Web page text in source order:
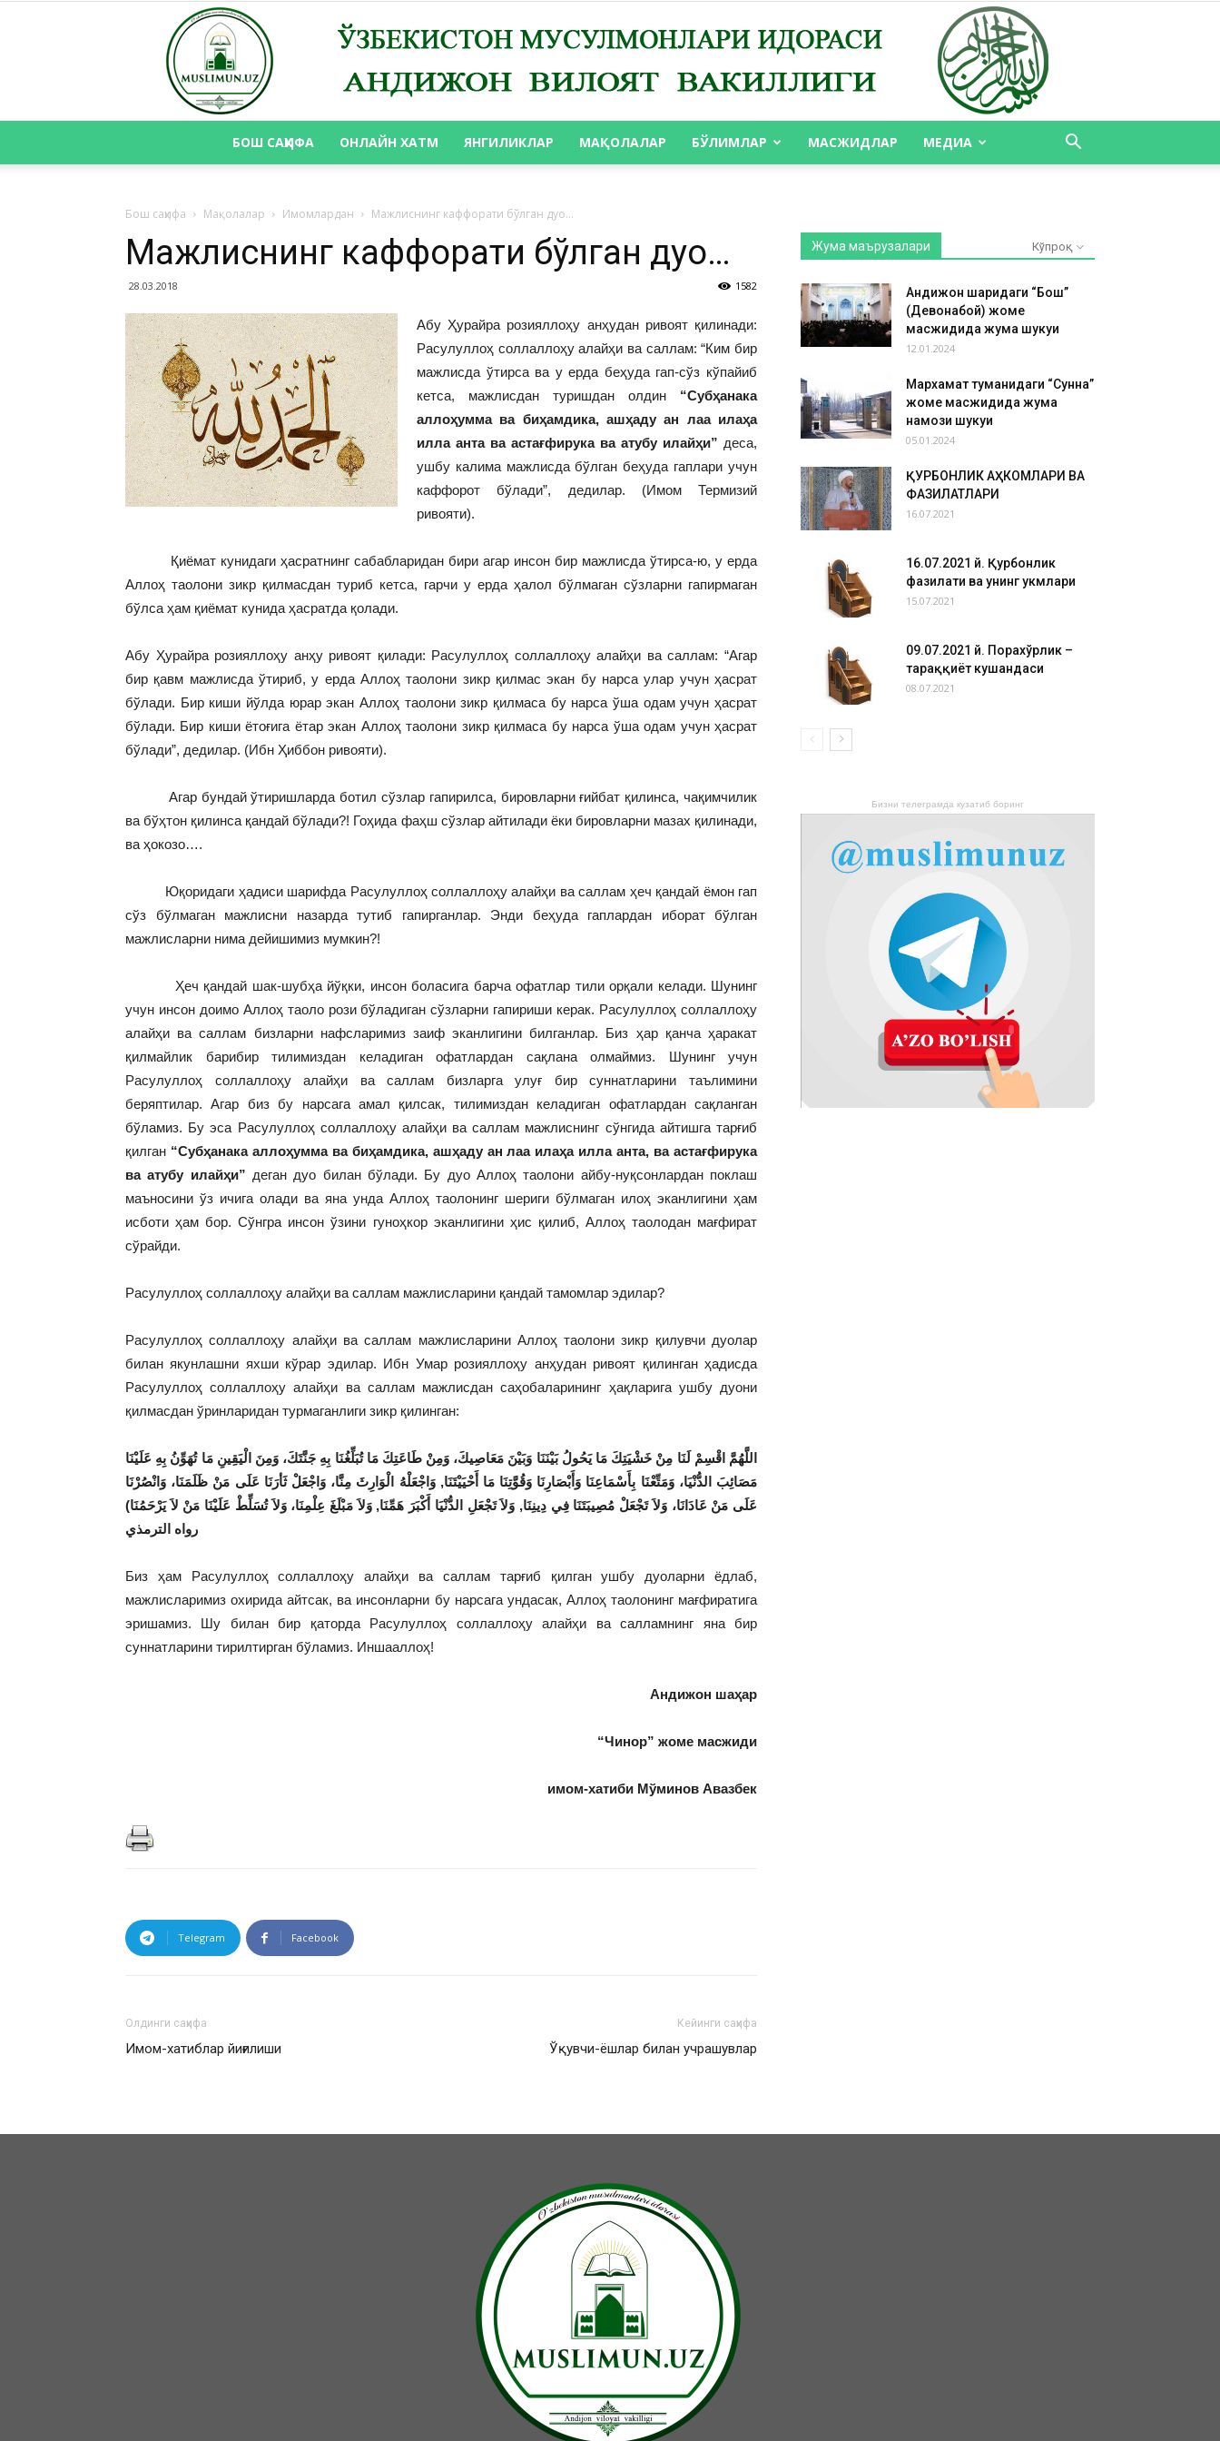
ВАКИЛЛИГИ
БОШ САҲИФА ОНЛАЙН ХАТМ ЯНГИЛИКЛАР МАҚОЛАЛАР БЎЛИМЛАР МАСЖИДЛАР МЕДИА
Бош саҳифа Мақолалар Имомлардан Мажлиснинг каффорати бўлган дуо…
Мажлиснинг каффорати бўлган дуо…
28.03.2018 1582
Абу Ҳурайра розияллоҳу анҳудан ривоят қилинади:
Расулуллоҳ соллаллоҳу алайҳи ва саллам: “Ким бир
мажлисда ўтирса ва у ерда беҳуда гап-сўз кўпайиб
кетса, мажлисдан туришдан олдин “Субҳанака
аллоҳумма ва биҳамдика, ашҳаду ан лаа илаҳа
илла анта ва астағфирука ва атубу илайҳи” деса,
ушбу калима мажлисда бўлган беҳуда гаплари учун
каффорот бўлади”, дедилар. (Имом Термизий
ривояти).
Қиёмат кунидаги ҳасратнинг сабабларидан бири агар инсон бир мажлисда ўтирса-ю, у ерда
Аллоҳ таолони зикр қилмасдан туриб кетса, гарчи у ерда ҳалол бўлмаган сўзларни гапирмаган
бўлса ҳам қиёмат кунида ҳасратда қолади.
Абу Ҳурайра розияллоҳу анҳу ривоят қилади: Расулуллоҳ соллаллоҳу алайҳи ва саллам: “Агар
бир қавм мажлисда ўтириб, у ерда Аллоҳ таолони зикр қилмас экан бу нарса улар учун ҳасрат
бўлади. Бир киши йўлда юрар экан Аллоҳ таолони зикр қилмаса бу нарса ўша одам учун ҳасрат
бўлади. Бир киши ётоғига ётар экан Аллоҳ таолони зикр қилмаса бу нарса ўша одам учун ҳасрат
бўлади”, дедилар. (Ибн Ҳиббон ривояти).
Агар бундай ўтиришларда ботил сўзлар гапирилса, бировларни ғийбат қилинса, чақимчилик
ва бўҳтон қилинса қандай бўлади?! Гоҳида фаҳш сўзлар айтилади ёки бировларни мазах қилинади,
ва ҳокозо….
Юқоридаги ҳадиси шарифда Расулуллоҳ соллаллоҳу алайҳи ва саллам ҳеч қандай ёмон гап
сўз бўлмаган мажлисни назарда тутиб гапирганлар. Энди беҳуда гаплардан иборат бўлган
мажлисларни нима дейишимиз мумкин?!
Ҳеч қандай шак-шубҳа йўқки, инсон боласига барча офатлар тили орқали келади. Шунинг
учун инсон доимо Аллоҳ таоло рози бўладиган сўзларни гапириши керак. Расулуллоҳ соллаллоҳу
алайҳи ва саллам бизларни нафсларимиз заиф эканлигини билганлар. Биз ҳар қанча ҳаракат
қилмайлик барибир тилимиздан келадиган офатлардан сақлана олмаймиз. Шунинг учун
Расулуллоҳ соллаллоҳу алайҳи ва саллам бизларга улуғ бир суннатларини таълимини
беряптилар. Агар биз бу нарсага амал қилсак, тилимиздан келадиган офатлардан сақланган
бўламиз. Бу эса Расулуллоҳ соллаллоҳу алайҳи ва саллам мажлиснинг сўнгида айтишга тарғиб
қилган “Субҳанака аллоҳумма ва биҳамдика, ашҳаду ан лаа илаҳа илла анта, ва астағфирука
ва атубу илайҳи” деган дуо билан бўлади. Бу дуо Аллоҳ таолони айбу-нуқсонлардан поклаш
маъносини ўз ичига олади ва яна унда Аллоҳ таолонинг шериги бўлмаган илоҳ эканлигини ҳам
исботи ҳам бор. Сўнгра инсон ўзини гуноҳкор эканлигини ҳис қилиб, Аллоҳ таолодан мағфират
сўрайди.
Расулуллоҳ соллаллоҳу алайҳи ва саллам мажлисларини қандай тамомлар эдилар?
Расулуллоҳ соллаллоҳу алайҳи ва саллам мажлисларини Аллоҳ таолони зикр қилувчи дуолар
билан якунлашни яхши кўрар эдилар. Ибн Умар розияллоҳу анҳудан ривоят қилинган ҳадисда
Расулуллоҳ соллаллоҳу алайҳи ва саллам мажлисдан саҳобаларининг ҳақларига ушбу дуони
қилмасдан ўринларидан турмаганлиги зикр қилинган:
اللَّهُمَّ اقْسِمْ لَنَا مِنْ خَشْيَتِكَ مَا يَحُولُ بَيْنَنَا وَبَيْنَ مَعَاصِيكَ، وَمِنْ طَاعَتِكَ مَا تُبَلِّغُنَا بِهِ جَنَّتَكَ، وَمِنَ الْيَقِينِ مَا تُهَوِّنُ بِهِ عَلَيْنَا
مَصَائِبَ الدُّنْيَا، وَمَتِّعْنَا بِأَسْمَاعِنَا وَأَبْصَارِنَا وَقُوَّتِنَا مَا أَحْيَيْتَنَا, وَاجْعَلْهُ الْوَارِثَ مِنَّا، وَاجْعَلْ ثَأرَنَا عَلَى مَنْ ظَلَمَنَا، وَانْصُرْنَا
عَلَى مَنْ عَادَانَا، وَلاَ تَجْعَلْ مُصِيبَتَنَا فِي دِينِنَا, وَلاَ تَجْعَلِ الدُّنْيَا أَكْبَرَ هَمِّنَا, وَلاَ مَبْلَغَ عِلْمِنَا، وَلاَ تُسَلِّطْ عَلَيْنَا مَنْ لاَ يَرْحَمُنَا)
رواه الترمذي
Биз ҳам Расулуллоҳ соллаллоҳу алайҳи ва саллам тарғиб қилган ушбу дуоларни ёдлаб,
мажлисларимиз охирида айтсак, ва инсонларни бу нарсага ундасак, Аллоҳ таолонинг мағфиратига
эришамиз. Шу билан бир қаторда Расулуллоҳ соллаллоҳу алайҳи ва салламнинг яна бир
суннатларини тирилтирган бўламиз. Иншааллоҳ!
Андижон шаҳар
“Чинор” жоме масжиди
имом-хатиби Мўминов Авазбек
Telegram Facebook
Олдинги саҳифа
Имом-хатиблар йиғилиши
Кейинги саҳифа
Ўқувчи-ёшлар билан учрашувлар
Жума маърузалари Кўпроқ
Андижон шаҳридаги “Бош”
(Девонабой) жоме
масжидида жума шукуҳи
12.01.2024
Мархамат туманидаги “Сунна”
жоме масжидида жума
намози шукуҳи
05.01.2024
ҚУРБОНЛИК АҲКОМЛАРИ ВА
ФАЗИЛАТЛАРИ
16.07.2021
16.07.2021 й. Қурбонлик
фазилати ва унинг ҳукмлари
15.07.2021
09.07.2021 й. Порахўрлик –
тараққиёт кушандаси
08.07.2021
Бизни телеграмда кузатиб боринг